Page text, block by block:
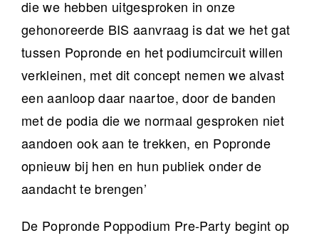
die we hebben uitgesproken in onze
gehonoreerde BIS aanvraag is dat we het gat
tussen Popronde en het podiumcircuit willen
verkleinen, met dit concept nemen we alvast
een aanloop daar naartoe, door de banden
met de podia die we normaal gesproken niet
aandoen ook aan te trekken, en Popronde
opnieuw bij hen en hun publiek onder de
aandacht te brengen’
De Popronde Poppodium Pre-Party begint op